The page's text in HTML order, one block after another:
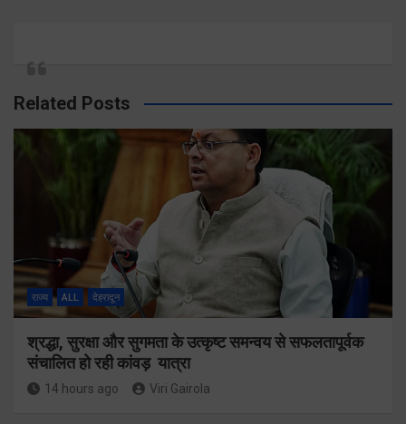
Related Posts
राज्य ALL देहरादून
श्रद्धा, सुरक्षा और सुगमता के उत्कृष्ट समन्वय से सफलतापूर्वक
संचालित हो रही कांवड़ यात्रा
14 hours ago Viri Gairola